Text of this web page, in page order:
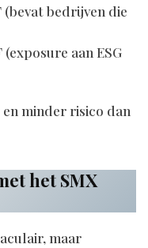
(bevat bedrijven die
(exposure aan ESG
minder risico dan
het SMX
maar